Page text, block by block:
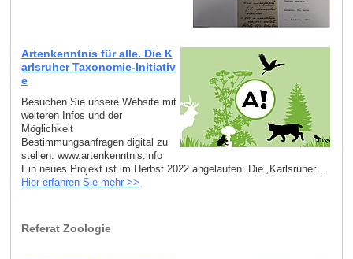
Artenkenntnis für alle. Die K
arlsruher Taxonomie-Initiativ
e
Besuchen Sie unsere Website mit
weiteren Infos und der
Möglichkeit
Bestimmungsanfragen digital zu
stellen: www.artenkenntnis.info
Ein neues Projekt ist im Herbst 2022 angelaufen: Die „Karlsruher...
Hier erfahren Sie mehr >>
Referat Zoologie